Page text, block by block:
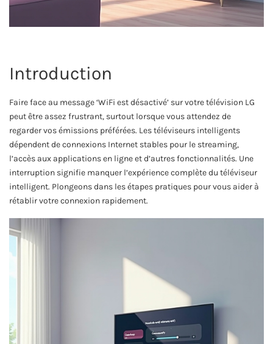
Introduction
Faire face au message ‘WiFi est désactivé’ sur votre télévision LG
peut être assez frustrant, surtout lorsque vous attendez de
regarder vos émissions préférées. Les téléviseurs intelligents
dépendent de connexions Internet stables pour le streaming,
l’accès aux applications en ligne et d’autres fonctionnalités. Une
interruption signifie manquer l’expérience complète du téléviseur
intelligent. Plongeons dans les étapes pratiques pour vous aider à
rétablir votre connexion rapidement.